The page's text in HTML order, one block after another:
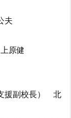
夫
原健
援副校長） 北